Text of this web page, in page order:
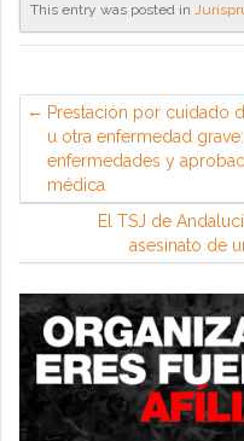
This entry was posted in
Prestación por cuidado
u otra enfermedad
enfermedades y
médica
El TSJ de
asesinato de